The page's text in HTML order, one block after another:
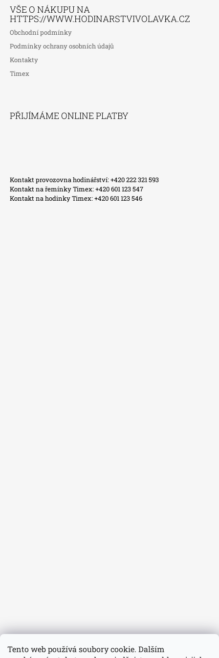
Tento web používá soubory cookie. Dalším
VŠE O NÁKUPU NA
HTTPS://WWW.HODINARSTVIVOLAVKA.CZ
Obchodní podmínky
Podmínky ochrany osobních údajů
Kontakty
Timex
PŘIJÍMÁME ONLINE PLATBY
Kontakt provozovna hodinářství: +420 222 321 593
Kontakt na řemínky Timex: +420 601 123 547
Kontakt na hodinky Timex: +420 601 123 546